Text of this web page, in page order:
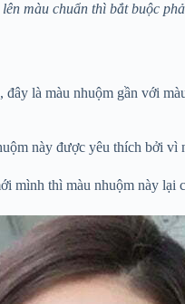
màu chuẩn thì bắt buộc
, đây là màu nhuộm gần với
này được yêu thích bởi vì
mình thì màu nhuộm này lại